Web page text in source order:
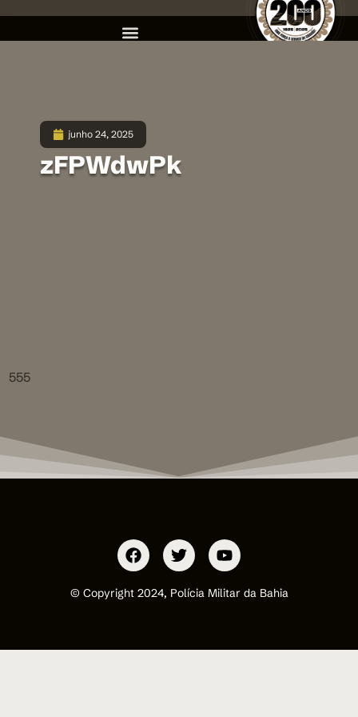
junho 24, 2025
zFPWdwPk
555
© Copyright 2024, Polícia Militar da Bahia